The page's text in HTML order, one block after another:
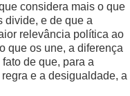
considera mais o que
divide, e de que a
relevância política ao
que os une, a diferença
de que, para a
e a desigualdade, a